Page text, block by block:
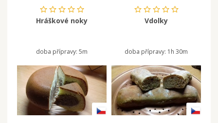
Hráškové noky
doba přípravy: 5m
Vdolky
doba přípravy: 1h 30m